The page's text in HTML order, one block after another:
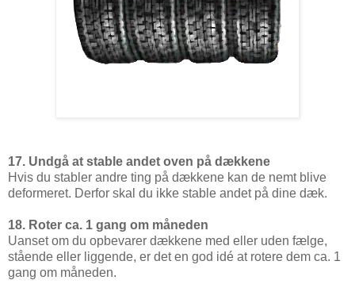
17. Undgå at stable andet oven på dækkene
Hvis du stabler andre ting på dækkene kan de nemt blive
deformeret. Derfor skal du ikke stable andet på dine dæk.
18. Roter ca. 1 gang om måneden
Uanset om du opbevarer dækkene med eller uden fælge,
stående eller liggende, er det en god idé at rotere dem ca. 1
gang om måneden.